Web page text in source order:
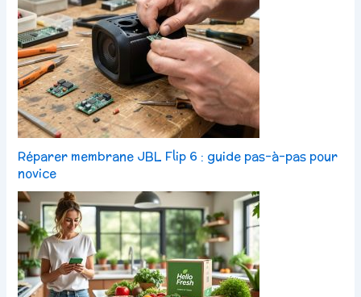
Réparer membrane JBL Flip 6 : guide pas-à-pas pour
novice